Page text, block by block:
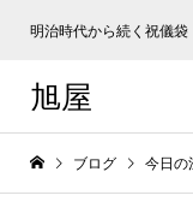
明治時代から続く祝儀袋
旭屋
ブログ 今日の